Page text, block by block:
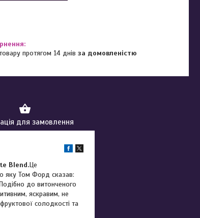
протягом 14 днівза домовленістю
для замовлення
Blend.Це
яку Том Форд сказав:
до витонченого
яскравим, не
солодкості та